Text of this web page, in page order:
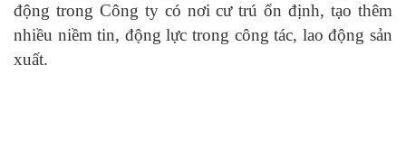
động trong Công ty có nơi cư trú ổn định, tạo thêm
nhiều niềm tin, động lực trong công tác, lao động sản
xuất.